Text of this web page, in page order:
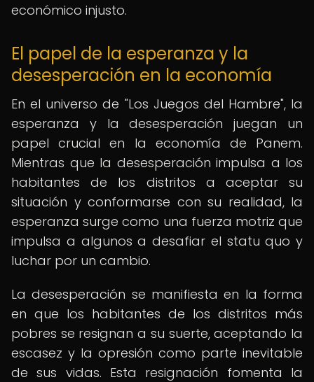
económico injusto.
El papel de la esperanza y la
desesperación en la economía
En el universo de "Los Juegos del Hambre", la
esperanza y la desesperación juegan un
papel crucial en la economía de Panem.
Mientras que la desesperación impulsa a los
habitantes de los distritos a aceptar su
situación y conformarse con su realidad, la
esperanza surge como una fuerza motriz que
impulsa a algunos a desafiar el statu quo y
luchar por un cambio.
La desesperación se manifiesta en la forma
en que los habitantes de los distritos más
pobres se resignan a su suerte, aceptando la
escasez y la opresión como parte inevitable
de sus vidas. Esta resignación fomenta la